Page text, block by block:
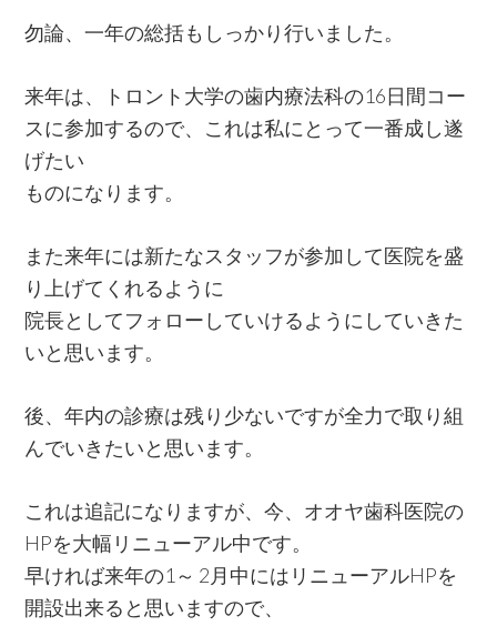
勿論、一年の総括もしっかり行いました。
来年は、トロント大学の歯内療法科の16日間コー
スに参加するので、これは私にとって一番成し遂
げたい
ものになります。
また来年には新たなスタッフが参加して医院を盛
り上げてくれるように
院長としてフォローしていけるようにしていきた
いと思います。
後、年内の診療は残り少ないですが全力で取り組
んでいきたいと思います。
これは追記になりますが、今、オオヤ歯科医院の
HPを大幅リニューアル中です。
早ければ来年の1～ 2月中にはリニューアルHPを
開設出来ると思いますので、